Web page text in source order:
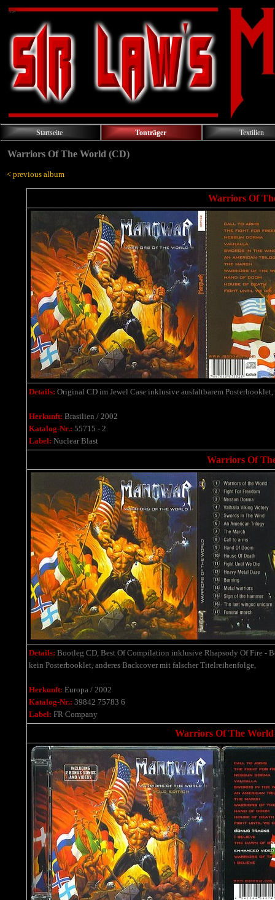
Startseite Tonträger Textilien
Warriors Of The World (CD)
< previous album
Warriors Of
Details: Original CD im Jewel Case inklusive ausfaltbarem Posterbooklet,
Herkunft: Brasilien / 2002
Katalog-Nr.: 55715 - 2
Label: Nuclear Blast
Warriors Of
Details: Bootleg CD, Best Of Compilation inklusive Rhapsody Of Fire -
kein Posterbooklet, anderes Backcover mit falscher Titelreihenfolge,
Herkunft: Europa / 2002
Katalog-Nr.: 39842 75783 6
Label: FR Company
Warriors Of The